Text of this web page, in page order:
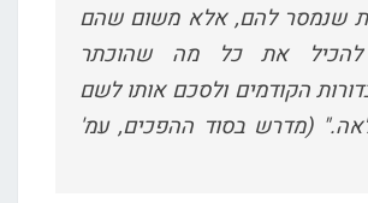
שנמסר להם, אלא משום שהם
להכיל את כל מה שהוכתר
הקודמים ולסכם אותו לשם
(מדרש בסוד ההפכים, עמ'